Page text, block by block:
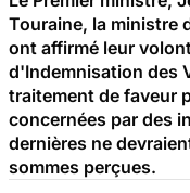
Touraine, la ministre
ont affirmé leur
d'Indemnisation des
traitement de faveur
concernées par des
dernières ne
sommes perçues.